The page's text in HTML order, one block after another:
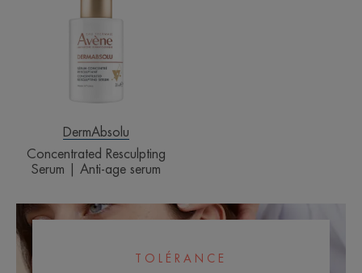
|
Anti-
age
serum
DermAbsolu
Concentrated Resculpting
Serum | Anti-age serum
TOLÉRANCE